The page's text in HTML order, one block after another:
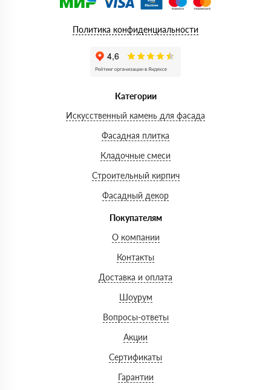
Политика конфиденциальности
Категории
Искусственный камень для фасада
Фасадная плитка
Кладочные смеси
Строительный кирпич
Фасадный декор
Покупателям
О компании
Контакты
Доставка и оплата
Шоурум
Вопросы-ответы
Акции
Сертификаты
Гарантии